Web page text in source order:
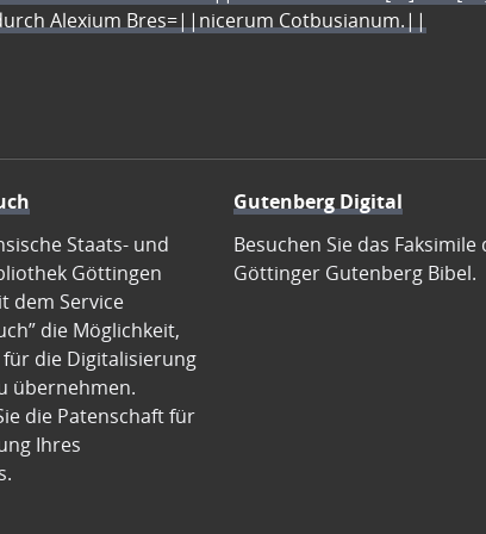
Alexium Bres=||nicerum Cotbusianum.||
Staats- und
Göttingen
dem Service
die Möglichkeit,
die Digitalisierung
übernehmen.
die Patenschaft für
Ihres
Gutenberg Digital
Besuchen Sie das Faksimile
Göttinger Gutenberg Bibel.